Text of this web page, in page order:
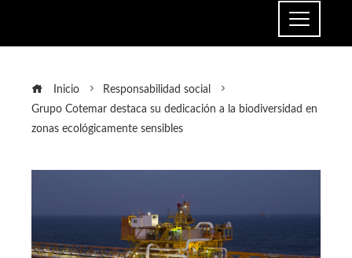
Inicio
Responsabilidad social
Grupo Cotemar destaca su dedicación a la biodiversidad en
zonas ecológicamente sensibles